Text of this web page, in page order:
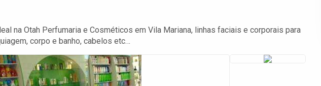
na Otah Perfumaria e Cosméticos em Vila Mariana, linhas faciais e corporais para
corpo e banho, cabelos etc…